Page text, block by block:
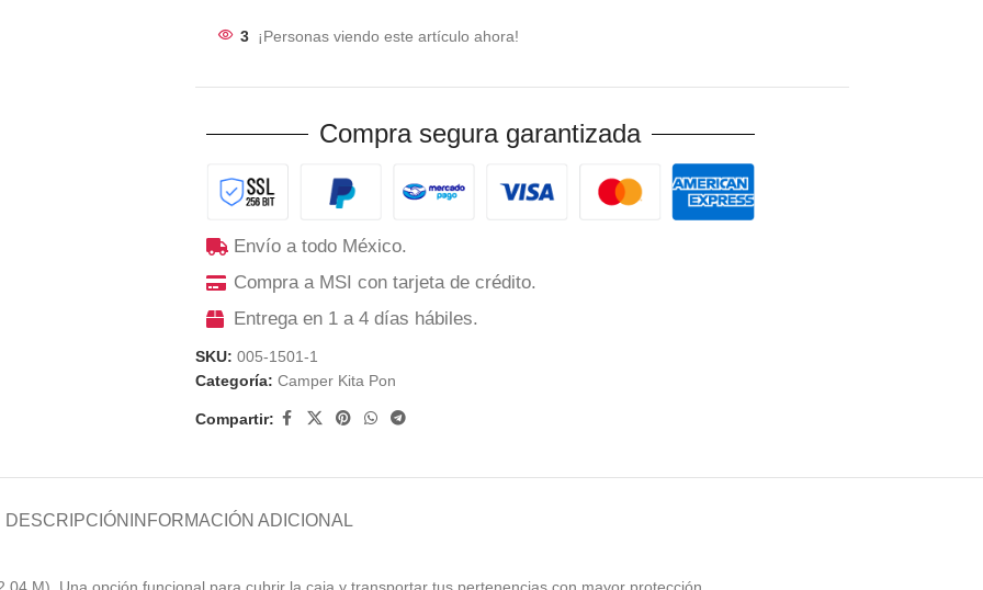
3 ¡Personas viendo este artículo ahora!
Compra segura garantizada
Envío a todo México.
Compra a MSI con tarjeta de crédito.
Entrega en 1 a 4 días hábiles.
SKU: 005-1501-1
Categoría: Camper Kita Pon
Compartir:
DESCRIPCIÓN INFORMACIÓN ADICIONAL